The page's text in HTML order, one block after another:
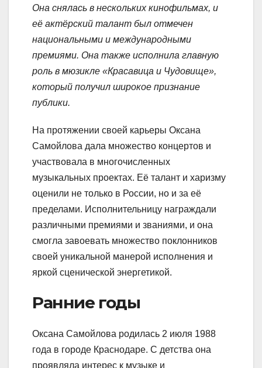
Она снялась в нескольких кинофильмах, и
её актёрский талант был отмечен
национальными и международными
премиями. Она также исполнила главную
роль в мюзикле «Красавица и Чудовище»,
который получил широкое признание
публики.
На протяжении своей карьеры Оксана
Самойлова дала множество концертов и
участвовала в многочисленных
музыкальных проектах. Её талант и харизму
оценили не только в России, но и за её
пределами. Исполнительницу награждали
различными премиями и званиями, и она
смогла завоевать множество поклонников
своей уникальной манерой исполнения и
яркой сценической энергетикой.
Ранние годы
Оксана Самойлова родилась 2 июля 1988
года в городе Краснодаре. С детства она
проявляла интерес к музыке и